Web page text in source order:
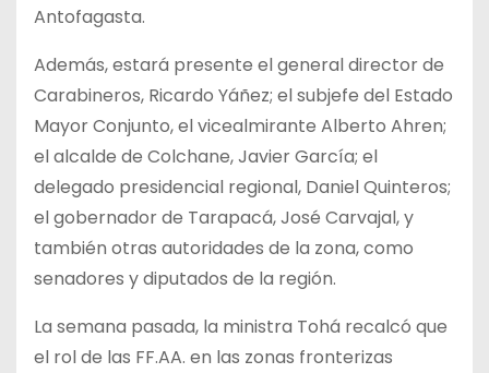
Antofagasta.
Además, estará presente el general director de
Carabineros, Ricardo Yáñez; el subjefe del Estado
Mayor Conjunto, el vicealmirante Alberto Ahren;
el alcalde de Colchane, Javier García; el
delegado presidencial regional, Daniel Quinteros;
el gobernador de Tarapacá, José Carvajal, y
también otras autoridades de la zona, como
senadores y diputados de la región.
La semana pasada, la ministra Tohá recalcó que
el rol de las FF.AA. en las zonas fronterizas